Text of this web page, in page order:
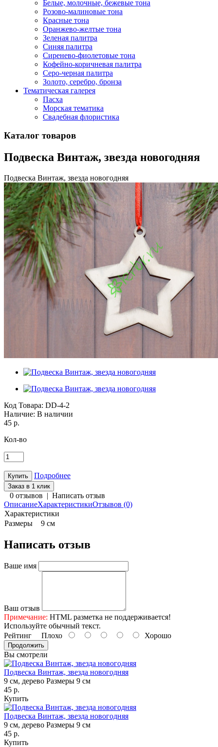
Белые, молочные, бежевые тона
Розово-малиновые тона
Красные тона
Оранжево-желтые тона
Зеленая палитра
Синяя палитра
Сиренево-фиолетовые тона
Кофейно-коричневая палитра
Серо-черная палитра
Золото, серебро, бронза
Тематическая галерея
Пасха
Морская тематика
Свадебная флористика
Каталог товаров
Подвеска Винтаж, звезда новогодняя
Подвеска Винтаж, звезда новогодняя
Код Товара: DD-4-2
Наличие: В наличии
45 р.
Кол-во
Подробнее
Заказ в 1 клик
0 отзывов | Написать отзыв
ОписаниеХарактеристикиОтзывов (0)
Характеристики
Размеры
9 см
Написать отзыв
Ваше имя
Ваш отзыв
Примечание: HTML разметка не поддерживается!
Используйте обычный текст.
Рейтинг Плохо Хорошо
Продолжить
Вы смотрели
Подвеска Винтаж, звезда новогодняя
9 см, дерево Размеры 9 см
45 р.
Купить
Подвеска Винтаж, звезда новогодняя
9 см, дерево Размеры 9 см
45 р.
Купить